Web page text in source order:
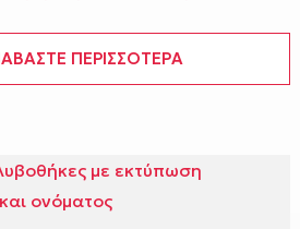
ΠΕΡΙΣΣΌΤΕΡΑ